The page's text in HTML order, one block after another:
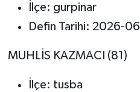
İlçe: gurpinar
Defin Tarihi: 2026-
MUHLİS KAZMACI (81)
İlçe: tusba